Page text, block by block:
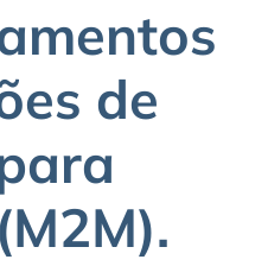
de